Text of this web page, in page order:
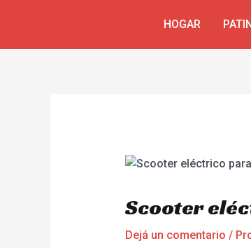
HOGAR
Scooter
Dejá un comentario /